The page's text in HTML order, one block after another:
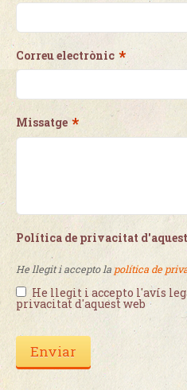
Correu electrònic *
Missatge *
Política de privacitat
He llegit i accepto la política de
He llegit i accepto l'avís
privacitat d'aquest web